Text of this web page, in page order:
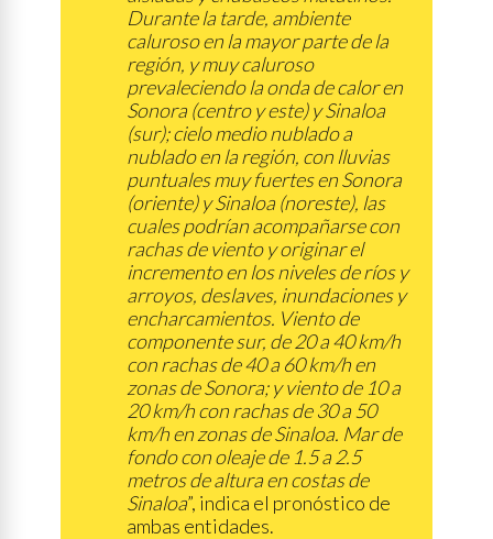
Durante la tarde, ambiente
caluroso en la mayor parte de la
región, y muy caluroso
prevaleciendo la onda de calor en
Sonora (centro y este) y Sinaloa
(sur); cielo medio nublado a
nublado en la región, con lluvias
puntuales muy fuertes en Sonora
(oriente) y Sinaloa (noreste), las
cuales podrían acompañarse con
rachas de viento y originar el
incremento en los niveles de ríos y
arroyos, deslaves, inundaciones y
encharcamientos. Viento de
componente sur, de 20 a 40 km/h
con rachas de 40 a 60 km/h en
zonas de Sonora; y viento de 10 a
20 km/h con rachas de 30 a 50
km/h en zonas de Sinaloa. Mar de
fondo con oleaje de 1.5 a 2.5
metros de altura en costas de
Sinaloa”, indica el pronóstico de
ambas entidades.